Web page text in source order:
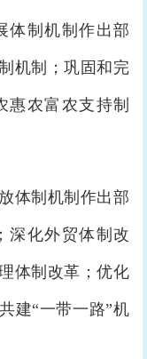
制机制作出部
机制；巩固和完
惠农富农支持制
制机制作出部
深化外贸体制改
体制改革；优化
建“一带一路”机